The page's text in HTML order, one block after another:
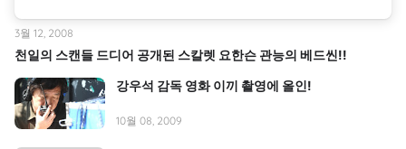
천일의 스캔들 드디어 공개된 스칼렛 요한슨 관능의 베드씬!!
3월 12, 2008
강우석 감독 영화 이끼 촬영에 올인!
10월 08, 2009